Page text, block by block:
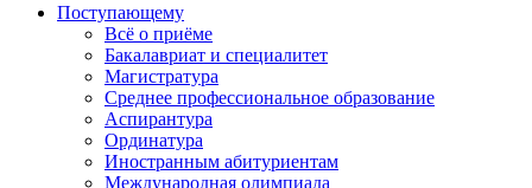
Поступающему
Всё о приёме
Бакалавриат и специалитет
Магистратура
Среднее профессиональное образование
Аспирантура
Ординатура
Иностранным абитуриентам
Международная олимпиада